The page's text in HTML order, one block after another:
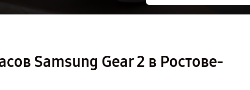
Samsung Gear 2 в Ростове-